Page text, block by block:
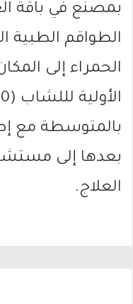
بمصنع في باقة
الطواقم الطبية
الحمراء إلى
بالمتوسطة مع
بعدها إلى
العلاج.